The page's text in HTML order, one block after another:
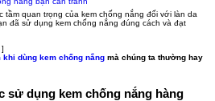
quan trọng của kem chống nắng đối với làn da
đã sử dụng kem chống nắng đúng cách và đạt
]
khi dùng kem chống nắng mà chúng ta thường hay
sử dụng kem chống nắng hàng